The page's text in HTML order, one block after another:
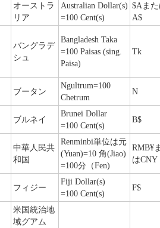
オーストラ
リア
Australian Dollar(s)
=100 Cent(s)
$Aまた
A$
バングラデ
シュ
Bangladesh Taka
=100 Paisas (sing.
Paisa)
Tk
ブータン
Ngultrum=100
Chetrum
N
ブルネイ
Brunei Dollar
=100 Cent(s)
B$
中華人民共
和国
Renminbi単位は元
(Yuan)=10 角(Jiao)
=100分（Fen)
RMB¥
はCNY
フィジー
Fiji Dollar(s)
=100 Cent(s)
F$
米国統治地
域グアム